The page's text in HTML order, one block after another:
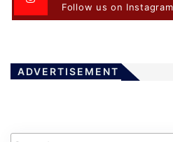
Follow us on Instagram
ADVERTISEMENT